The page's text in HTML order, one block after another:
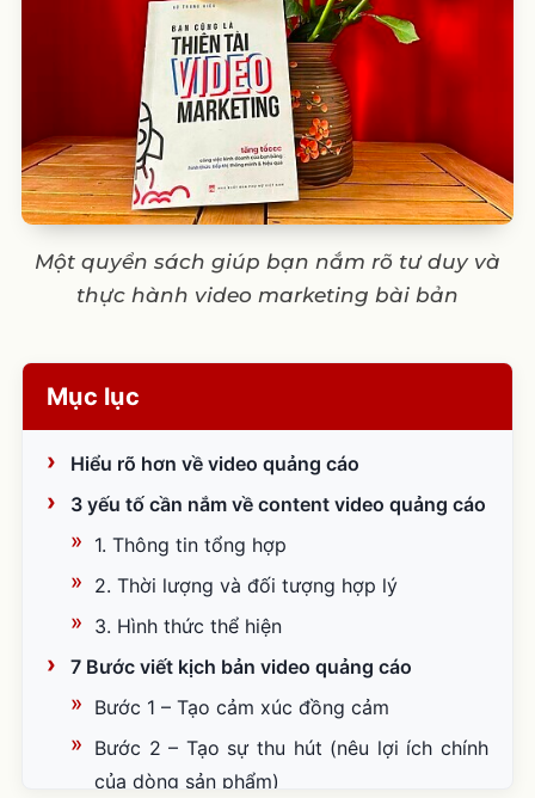
Một quyển sách giúp bạn nắm rõ tư duy và
thực hành video marketing bài bản
Mục lục
Hiểu rõ hơn về video quảng cáo
3 yếu tố cần nắm về content video quảng cáo
1. Thông tin tổng hợp
2. Thời lượng và đối tượng hợp lý
3. Hình thức thể hiện
7 Bước viết kịch bản video quảng cáo
Bước 1 – Tạo cảm xúc đồng cảm
Bước 2 – Tạo sự thu hút (nêu lợi ích chính
của dòng sản phẩm)